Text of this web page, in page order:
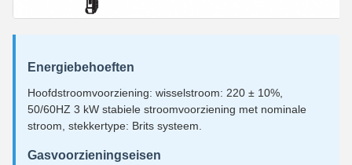
Energiebehoeften
Hoofdstroomvoorziening: wisselstroom: 220 ± 10%,
50/60HZ 3 kW stabiele stroomvoorziening met nominale
stroom, stekkertype: Brits systeem.
Gasvoorzieningseisen